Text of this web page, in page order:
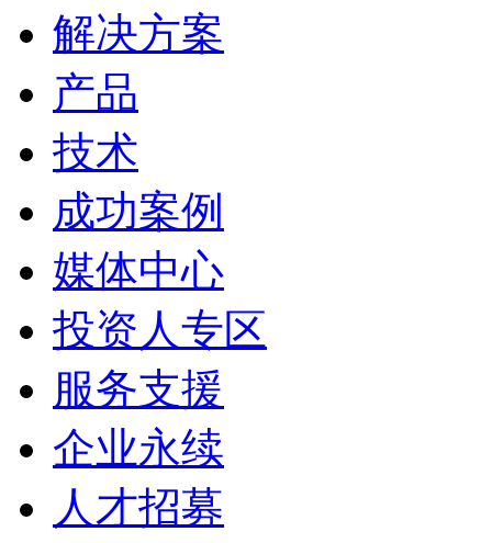
解决方案
产品
技术
成功案例
媒体中心
投资人专区
服务支援
企业永续
人才招募